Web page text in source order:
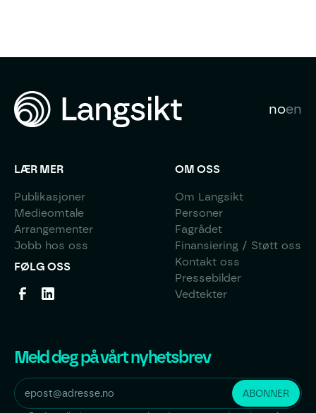
noen
LÆR MER
Publikasjoner
Medieomtale
Arrangementer
Jobb hos oss
FØLG OSS
OM OSS
Om Langsikt
Personer
Fagrådet
Finansiering / Støtt oss
Kontakt oss
Pressebilder
Vedtekter
Meld deg på vårt nyhetsbrev